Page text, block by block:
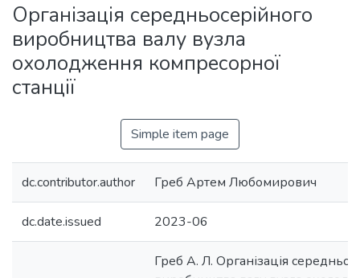
Statistics
Організація середньосерійного
виробництва валу вузла
охолодження компресорної
станції
Simple item page
dc.contributor.author Греб Артем Любомирович
dc.date.issued 2023-06
Греб А. Л. Організація